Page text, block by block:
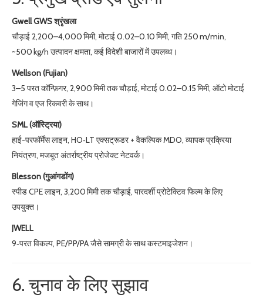
Gwell GWS श्रृंखला
चौड़ाई 2,200–4,000 मिमी, मोटाई 0.02–0.10 मिमी, गति 250 m/min,
~500 kg/h उत्पादन क्षमता, कई विदेशी बाजारों में उपलब्ध।
Wellson (Fujian)
3–5 परत कॉन्फ़िगर, 2,900 मिमी तक चौड़ाई, मोटाई 0.02–0.15 मिमी, ऑटो मोटाई
गेजिंग व एज रिकवरी के साथ।
SML (ऑस्ट्रिया)
हाई-परफॉर्मेंस लाइन, HO‑LT एक्सट्रूडर + वैकल्पिक MDO, व्यापक प्रक्रिया
नियंत्रण, मजबूत अंतर्राष्ट्रीय प्रोजेक्ट नेटवर्क।
Blesson (गुआंगडोंग)
स्पीड CPE लाइन, 3,200 मिमी तक चौड़ाई, पारदर्शी प्रोटेक्टिव फिल्म के लिए
उपयुक्त।
JWELL
9‑परत विकल्प, PE/PP/PA जैसे सामग्री के साथ कस्टमाइजेशन।
6. चुनाव के लिए सुझाव